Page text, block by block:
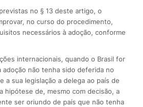
no § 13 deste artigo, o
no curso do procedimento,
necessários à adoção, conforme
internacionais, quando o Brasil for
adoção não tenha sido deferida no
a sua legislação a delega ao país de
hipótese de, mesmo com decisão, a
ser oriundo de país que não tenha